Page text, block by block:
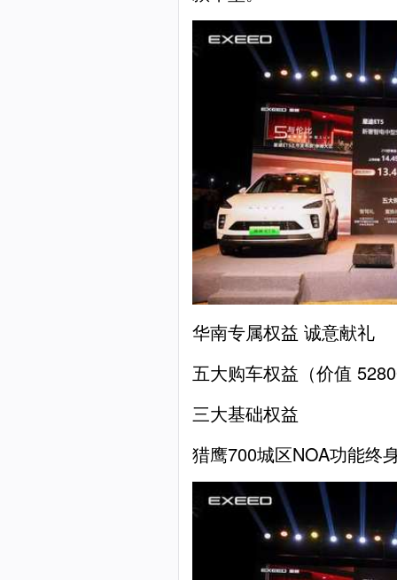
华南专属权益 诚意献礼
五大购车权益（价值
三大基础权益
猎鹰700城区NOA功能终